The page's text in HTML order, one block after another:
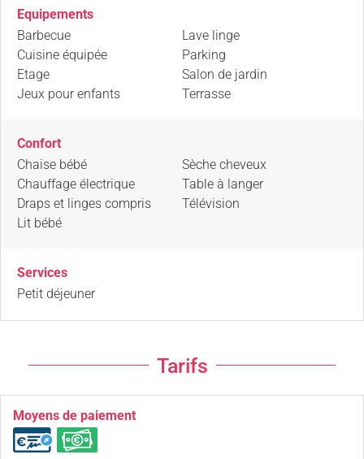
Equipements
Barbecue
Cuisine équipée
Etage
Jeux pour enfants
Lave linge
Parking
Salon de jardin
Terrasse
Confort
Chaise bébé
Chauffage électrique
Draps et linges compris
Lit bébé
Sèche cheveux
Table à langer
Télévision
Services
Petit déjeuner
Tarifs
Moyens de paiement